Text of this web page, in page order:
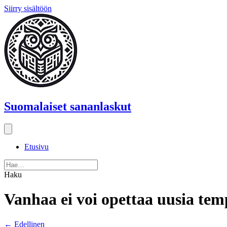
Siirry sisältöön
Suomalaiset sananlaskut
Etusivu
Haku
Vanhaa ei voi opettaa uusia
← Edellinen